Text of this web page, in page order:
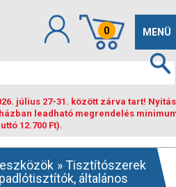
Toggle
MENÜ
0
július 27-31. között zárva tart!
leadható megrendelés
12.700 Ft).
»Tisztítószerek
általános